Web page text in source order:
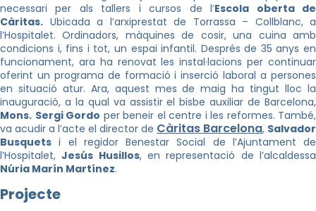
necessari per als tallers i cursos de l’Escola oberta de
Càritas. Ubicada a l’arxiprestat de Torrassa – Collblanc, a
l’Hospitalet. Ordinadors, màquines de cosir, una cuina amb
condicions i, fins i tot, un espai infantil. Després de 35 anys en
funcionament, ara ha renovat les instal·lacions per continuar
oferint un programa de formació i inserció laboral a persones
en situació atur. Ara, aquest mes de maig ha tingut lloc la
inauguració, a la qual va assistir el bisbe auxiliar de Barcelona,
Mons. Sergi Gordo per beneir el centre i les reformes. També,
va acudir a l’acte el director de Càritas Barcelona, Salvador
Busquets i el regidor Benestar Social de l’Ajuntament de
l’Hospitalet,Jesús Husillos, en representació de l’alcaldessa
Núria Marín Martínez.
Projecte